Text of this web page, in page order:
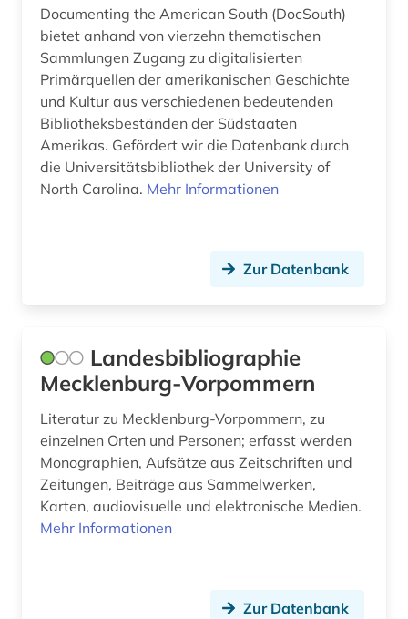
fid finnisch-ugrische/uralische sprachen (1)
fid slawistik (2)
finnland (7)
finnougristik (1)
franken (2)
frankreich (13)
französisch (1)
französische landesgeschichte (1)
französischer bibliothekenverbund (1)
Suedostasien (3)
Suedosteuropa (5)
Thueringen (2)
Tschechische Republik (9)
Tuerkei (3)
Documenting the American South (DocSouth)
bietet anhand von vierzehn thematischen
Sammlungen Zugang zu digitalisierten
Primärquellen der amerikanischen Geschichte
und Kultur aus verschiedenen bedeutenden
Bibliotheksbeständen der Südstaaten
Amerikas. Gefördert wir die Datenbank durch
die Universitätsbibliothek der University of
North Carolina. Mehr Informationen
Zur Datenbank
Landesbibliographie
Mecklenburg-Vorpommern
Literatur zu Mecklenburg-Vorpommern, zu
einzelnen Orten und Personen; erfasst werden
Monographien, Aufsätze aus Zeitschriften und
Zeitungen, Beiträge aus Sammelwerken,
Karten, audiovisuelle und elektronische Medien.
Mehr Informationen
Zur Datenbank